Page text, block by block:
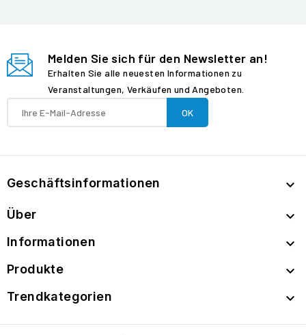
Melden Sie sich für den Newsletter an!
Erhalten Sie alle neuesten Informationen zu
Veranstaltungen, Verkäufen und Angeboten.
Geschäftsinformationen 
Über 
Informationen 
Produkte 
Trendkategorien 